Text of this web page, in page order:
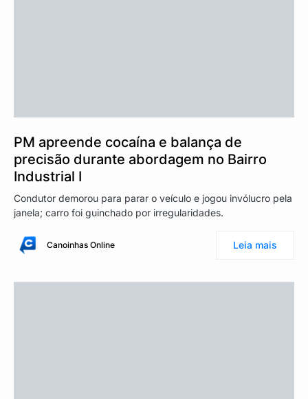
PM apreende cocaína e balança de
precisão durante abordagem no Bairro
Industrial I
Condutor demorou para parar o veículo e jogou invólucro pela
janela; carro foi guinchado por irregularidades.
Canoinhas Online Leia mais